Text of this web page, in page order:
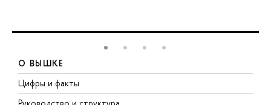
О ВЫШКЕ
Цифры и факты